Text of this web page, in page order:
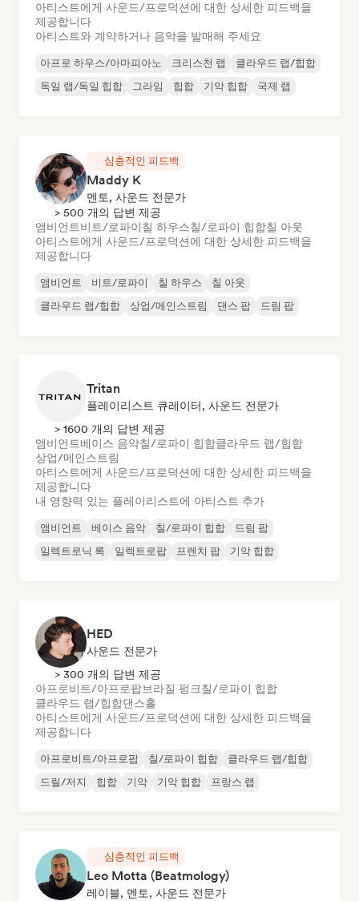
아티스트에게 사운드/프로덕션에 대한 상세한 피드백을
제공합니다
아티스트와 계약하거나 음악을 발매해 주세요
아프로 하우스/아마피아노 크리스천 랩
클라우드 랩/힙합
독일 랩/독일 힙합
그라임 힙합 기악 힙합 국제 랩
심층적인 피드백
Maddy K
멘토, 사운드 전문가
> 500 개의 답변 제공
앰비언트비트/로파이칠 하우스칠/로파이 힙합칠 아웃
아티스트에게 사운드/프로덕션에 대한 상세한 피드백을
제공합니다
앰비언트 비트/로파이 칠 하우스
칠 아웃
클라우드 랩/힙합
상업/메인스트림 댄스 팝 드림 팝
Tritan
플레이리스트 큐레이터, 사운드 전문가
> 1600 개의 답변 제공
앰비언트베이스 음악칠/로파이 힙합클라우드 랩/힙합
상업/메인스트림
아티스트에게 사운드/프로덕션에 대한 상세한 피드백을
제공합니다
내 영향력 있는 플레이리스트에 아티스트 추가
앰비언트 베이스 음악 칠/로파이 힙합
드림 팝
일렉트로닉 록
일렉트로팝 프렌치 팝 기악 힙합
HED
사운드 전문가
> 300 개의 답변 제공
아프로비트/아프로팝브라질 펑크칠/로파이 힙합
클라우드 랩/힙합댄스홀
아티스트에게 사운드/프로덕션에 대한 상세한 피드백을
제공합니다
아프로비트/아프로팝 칠/로파이 힙합
클라우드 랩/힙합
드릴/저지
힙합 기악 기악 힙합 프랑스 랩
심층적인 피드백
Leo Motta (Beatmology)
레이블, 멘토, 사운드 전문가